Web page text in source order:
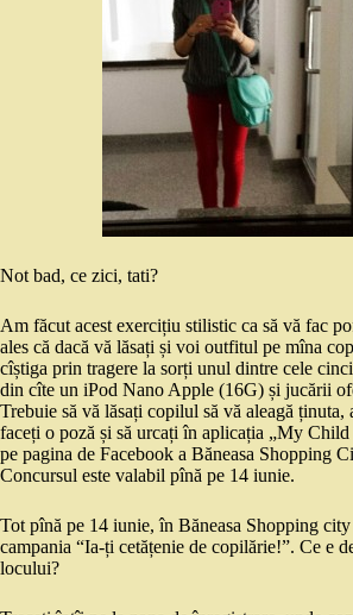
Not bad, ce zici, tati?
Am făcut acest exercițiu stilistic ca să vă fac
ales că dacă vă lăsați și voi outfitul pe mîna
cîștiga prin tragere la sorți unul dintre cele
din cîte un iPod Nano Apple (16G) și jucării
Trebuie să vă lăsați copilul să vă aleagă ținuta,
faceți o poză și să urcați în aplicația „My Child
pe pagina de Facebook a Băneasa Shopping
Concursul este valabil pînă pe 14 iunie.
Tot pînă pe 14 iunie, în Băneasa Shopping city
campania “Ia-ți cetățenie de copilărie!”. Ce e
locului?